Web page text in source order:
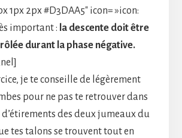
1px 2px #D3DAA5″ icon= »icon:
important : la descente doit être
durant la phase négative.
je te conseille de légèrement
pour ne pas te retrouver dans
des deux jumeaux du
tes talons se trouvent tout en